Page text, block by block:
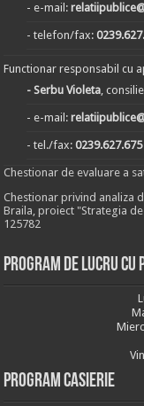
- e-mail:
- telefon/fax:
Functionar responsabil cu
- Serbu Violeta,
- e-mail:
- tel./fax:0239.627.675
Chestionar de evaluare a
Chestionar privind analiza
Braila, proiect "Strategia
125782
Program de lucru cu
Program casierie